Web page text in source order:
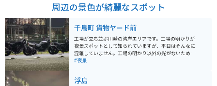
周辺の景色が綺麗なスポット
千鳥町 貨物ヤード前
工場が立ち並ぶ川崎の湾岸エリアです。工場の明かりが
夜景スポットとして知られていますが、平日はそんなに
混雑していません。工場の明かり以外の光がないため、
あまり明るい場所ではありません。駐車場等はありませ
#夜景
浮島